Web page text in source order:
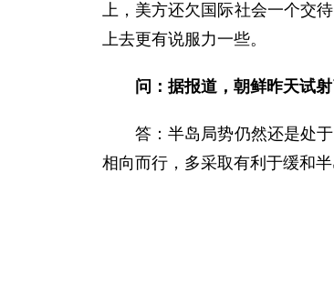
上，美方还欠国际社会一个交
上去更有说服力一些。
问：据报道，朝鲜昨天试
答：半岛局势仍然还是处于
相向而行，多采取有利于缓和